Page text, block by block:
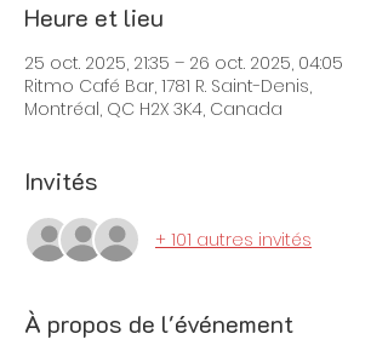
Heure et lieu
25 oct. 2025, 21:35 – 26 oct. 2025, 04:05
Ritmo Café Bar, 1781 R. Saint-Denis,
Montréal, QC H2X 3K4, Canada
Invités
+ 101 autres invités
À propos de l'événement